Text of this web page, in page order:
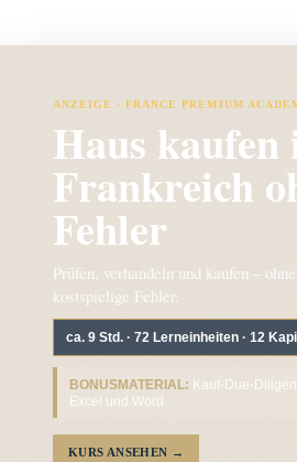
ANZEIGE · FRANCE PREMIUM
Haus kaufen
Frankreich
Fehler
Prüfen, verhandeln und kaufen – ohne
kostspielige Fehler.
ca. 9 Std. · 72 Lerneinheiten · 12
BONUSMATERIAL: Kauf-Due-
Excel und Word
KURS ANSEHEN →